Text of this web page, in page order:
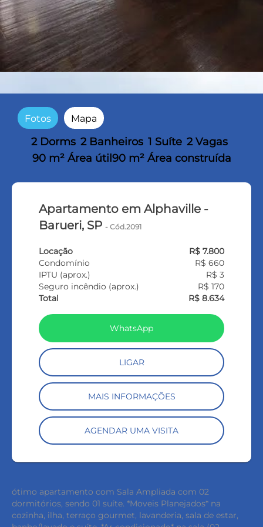
Fotos Mapa
2 Dorms 2 Banheiros 1 Suíte 2 Vagas
90 m² Área útil 90 m² Área construída
Apartamento em Alphaville -
Barueri, SP- Cód.2091
Locação
R$ 7.800
Condomínio
R$ 660
IPTU (aprox.)
R$ 3
Seguro incêndio (aprox.)
R$ 170
Total
R$ 8.634
WhatsApp
LIGAR
MAIS INFORMAÇÕES
AGENDAR UMA VISITA
ótimo apartamento com Sala Ampliada com 02
dormitórios, sendo 01 suíte. *Moveis Planejados* na
cozinha, ilha, terraço gourmet, lavanderia, sala de estar,